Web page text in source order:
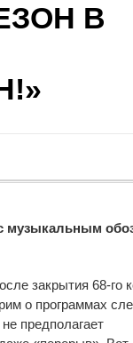
В
музыкальным
закрытия 68-го
о программах
не предполагает